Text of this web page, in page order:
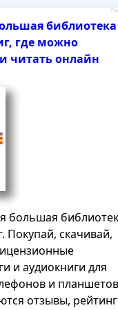
библиотека
где можно
читать онлайн
большая
Покупай, скачивай,
и аудиокниги для
и
отзывы,